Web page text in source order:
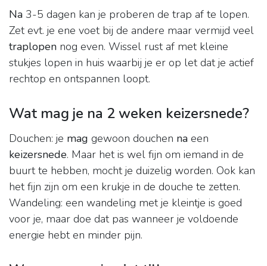
Na 3-5 dagen kan je proberen de trap af te lopen.
Zet evt. je ene voet bij de andere maar vermijd veel
traplopen nog even. Wissel rust af met kleine
stukjes lopen in huis waarbij je er op let dat je actief
rechtop en ontspannen loopt.
Wat mag je na 2 weken keizersnede?
Douchen: je mag gewoon douchen na een
keizersnede. Maar het is wel fijn om iemand in de
buurt te hebben, mocht je duizelig worden. Ook kan
het fijn zijn om een krukje in de douche te zetten.
Wandeling: een wandeling met je kleintje is goed
voor je, maar doe dat pas wanneer je voldoende
energie hebt en minder pijn.